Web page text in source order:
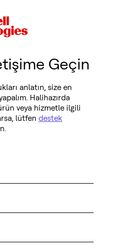
Geçin
anlatın, size en
Halihazırda
veya hizmetle ilgili
lütfen destek